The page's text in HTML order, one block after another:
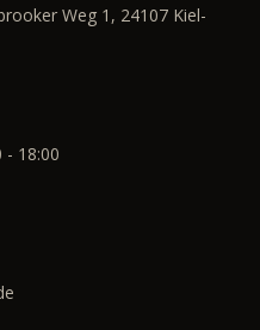
Weg 1, 24107 Kiel-
- 18:00